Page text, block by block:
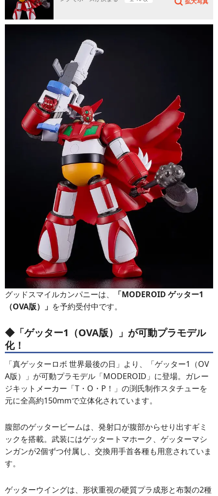
グッドスマイルカンパニーは、
「MODEROID ゲッター1
（OVA版）」 を予約受付中です。
◆「ゲッター1（OVA版）」が可動プラモデル
化！
「真ゲッターロボ 世界最後の日」より、「ゲッター1（OV
A版）」が可動プラモデル「MODEROID」に登場。ガレー
ジキットメーカー「T・O・P！」の渕氏制作スタチューを
元に全高約150mmで立体化されています。
腹部のゲッタービームは、発射口が腹部からせり出すギミ
ックを搭載。武装にはゲッタートマホーク、ゲッターマシ
ンガンが2個ずつ付属し、交換用手首各種も用意されていま
す。
ゲッターウイングは、形状重視の硬質プラ成形と布製の2種